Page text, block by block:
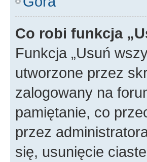
Co robi funkcja
Funkcja „Usuń
utworzone przez
zalogowany na
pamiętanie, co
przez
się, usunięcie